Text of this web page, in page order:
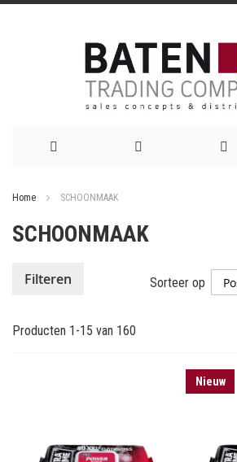
de
Home SCHOONMAAK
SCHOONMAAK
Producten 1 -15 van 160
Sorteer op
Nieuw
Filteren